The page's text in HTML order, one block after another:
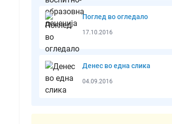
Поглед во огледало
17.10.2016
Денес во една слика
04.09.2016